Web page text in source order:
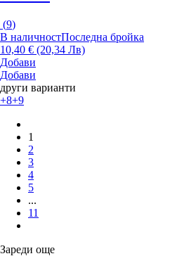
(9)
В наличностПоследна бройка
10,40 € (20,34 Лв)
Добави
Добави
други варианти
+8+9
1
2
3
4
5
...
11
Зареди още